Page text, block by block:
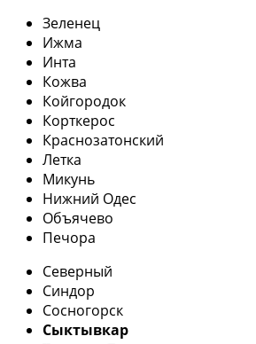
Зеленец
Ижма
Инта
Кожва
Койгородок
Корткерос
Краснозатонский
Летка
Микунь
Нижний Одес
Объячево
Печора
Северный
Синдор
Сосногорск
Сыктывкар